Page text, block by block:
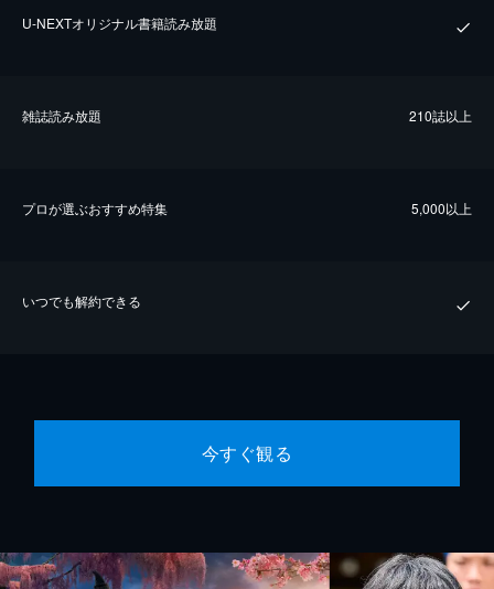
U-NEXTオリジナル書籍読み放題
雑誌読み放題 210誌以上
プロが選ぶおすすめ特集 5,000以上
いつでも解約できる
今すぐ観る